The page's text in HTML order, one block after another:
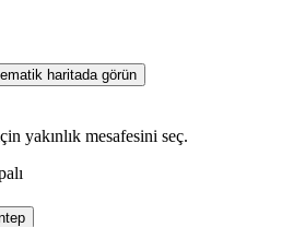
haritada görün
yakınlık mesafesini seç.